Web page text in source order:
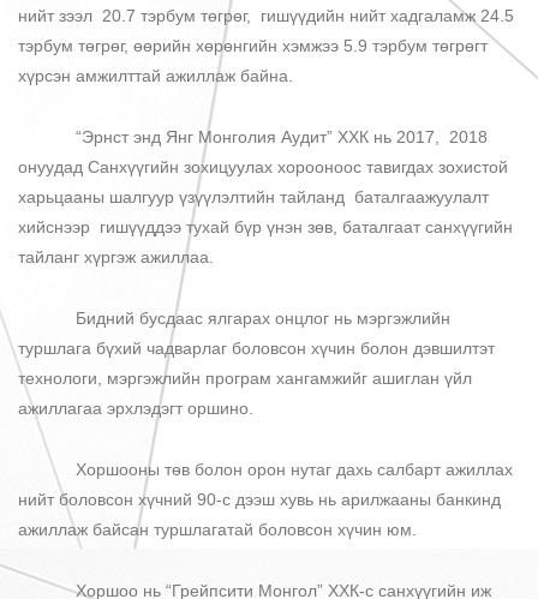
нийт зээл 20.7 тэрбум төгрөг, гишүүдийн нийт хадгаламж 24.5
тэрбум төгрөг, өөрийн хөрөнгийн хэмжээ 5.9 тэрбум төгрөгт
хүрсэн амжилттай ажиллаж байна.
“Эрнст энд Янг Монголия Аудит” ХХК нь 2017, 2018
онуудад Санхүүгийн зохицуулах хорооноос тавигдах зохистой
харьцааны шалгуур үзүүлэлтийн тайланд баталгаажуулалт
хийснээр гишүүддээ тухай бүр үнэн зөв, баталгаат санхүүгийн
тайланг хүргэж ажиллаа.
Бидний бусдаас ялгарах онцлог нь мэргэжлийн
туршлага бүхий чадварлаг боловсон хүчин болон дэвшилтэт
технологи, мэргэжлийн програм хангамжийг ашиглан үйл
ажиллагаа эрхлэдэгт оршино.
Хоршооны төв болон орон нутаг дахь салбарт ажиллах
нийт боловсон хүчний 90-с дээш хувь нь арилжааны банкинд
ажиллаж байсан туршлагатай боловсон хүчин юм.
Хоршоо нь “Грейпсити Монгол” ХХК-с санхүүгийн иж